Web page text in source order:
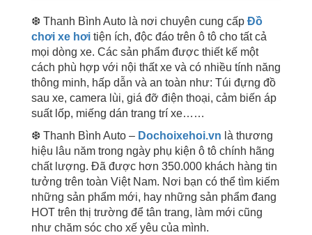
❆ Thanh Bình Auto là nơi chuyên cung cấp Đồ
chơi xe hơi tiện ích, độc đáo trên ô tô cho tất cả
mọi dòng xe. Các sản phẩm được thiết kế một
cách phù hợp với nội thất xe và có nhiều tính năng
thông minh, hấp dẫn và an toàn như: Túi đựng đồ
sau xe, camera lùi, giá đỡ điện thoại, cảm biến áp
suất lốp, miếng dán trang trí xe……
❆ Thanh Bình Auto – Dochoixehoi.vn là thương
hiệu lâu năm trong ngày phụ kiện ô tô chính hãng
chất lượng. Đã được hơn 350.000 khách hàng tin
tưởng trên toàn Việt Nam. Nơi bạn có thể tìm kiếm
những sản phẩm mới, hay những sản phẩm đang
HOT trên thị trường để tân trang, làm mới cũng
như chăm sóc cho xế yêu của mình.